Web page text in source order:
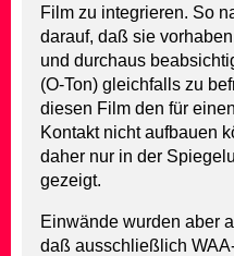
Film zu integrieren. So
darauf, daß sie
und durchaus
(O-Ton) gleichfalls zu
diesen Film den für
Kontakt nicht aufbauen
daher nur in der
gezeigt.
Einwände wurden aber
daß ausschließlich